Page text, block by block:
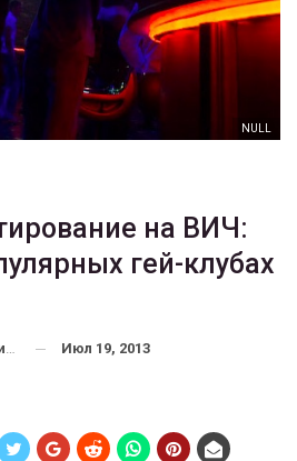
NULL
на ВИЧ:
гей-клубах
Июл 19, 2013